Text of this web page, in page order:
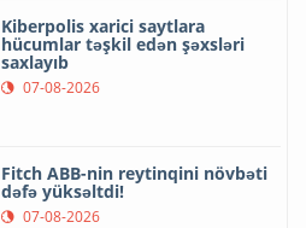
Kiberpolis xarici saytlara
hücumlar təşkil edən şəxsləri
saxlayıb
07-08-2026
Fitch ABB-nin reytinqini növbəti
dəfə yüksəltdi!
07-08-2026